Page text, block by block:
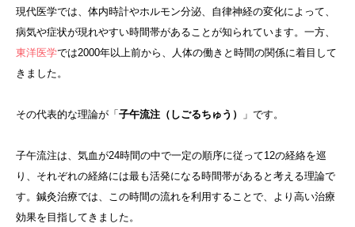
現代医学では、体内時計やホルモン分泌、自律神経の変化によって、
病気や症状が現れやすい時間帯があることが知られています。一方、
東洋医学では2000年以上前から、人体の働きと時間の関係に着目して
きました。
その代表的な理論が「 子午流注（しごるちゅう） 」です。
子午流注は、気血が24時間の中で一定の順序に従って12の経絡を巡
り、それぞれの経絡には最も活発になる時間帯があると考える理論で
す。鍼灸治療では、この時間の流れを利用することで、より高い治療
効果を目指してきました。